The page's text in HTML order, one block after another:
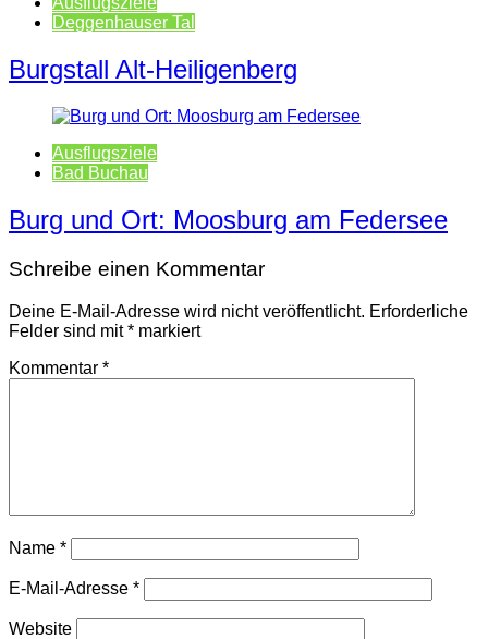
Deggenhauser Tal
Burgstall Alt-Heiligenberg
Ausflugsziele
Bad Buchau
Burg und Ort: Moosburg am Federsee
Schreibe einen Kommentar
Deine E-Mail-Adresse wird nicht veröffentlicht. Erforderliche
Felder sind mit* markiert
Kommentar *
Name *
E-Mail-Adresse *
Website